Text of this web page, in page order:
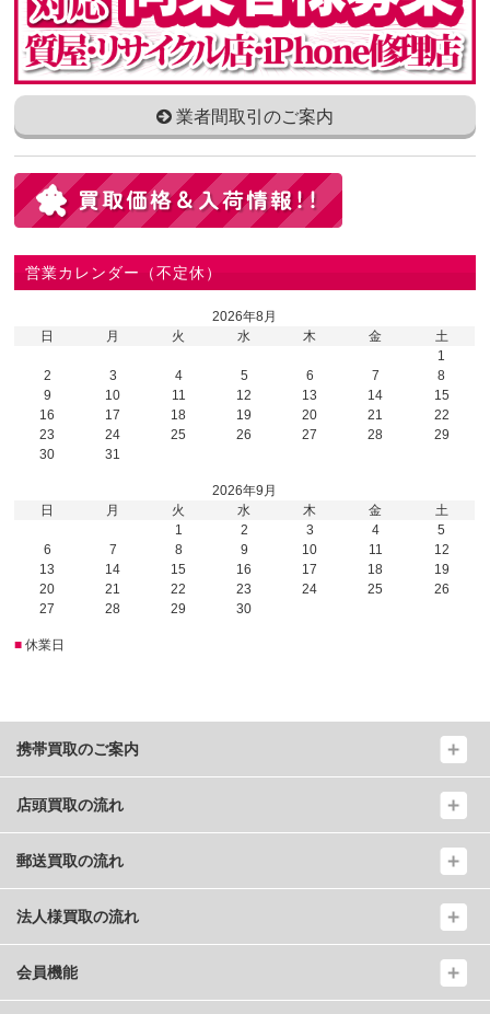
業者間取引のご案内
営業カレンダー（不定休）
2026年8月
日
月 火 水 木 金
土
1
2
3 4 5 6 7
8
9
10 11 12 13 14
15
16
17 18 19 20 21
22
23
24 25 26 27 28
29
30
31
2026年9月
日
月 火 水 木 金
土
1
2 3 4
5
6
7 8 9 10 11
12
13
14 15 16 17 18
19
20
21 22 23 24 25
26
27
28 29 30
■ 休業日
携帯買取のご案内
店頭買取の流れ
郵送買取の流れ
法人様買取の流れ
会員機能